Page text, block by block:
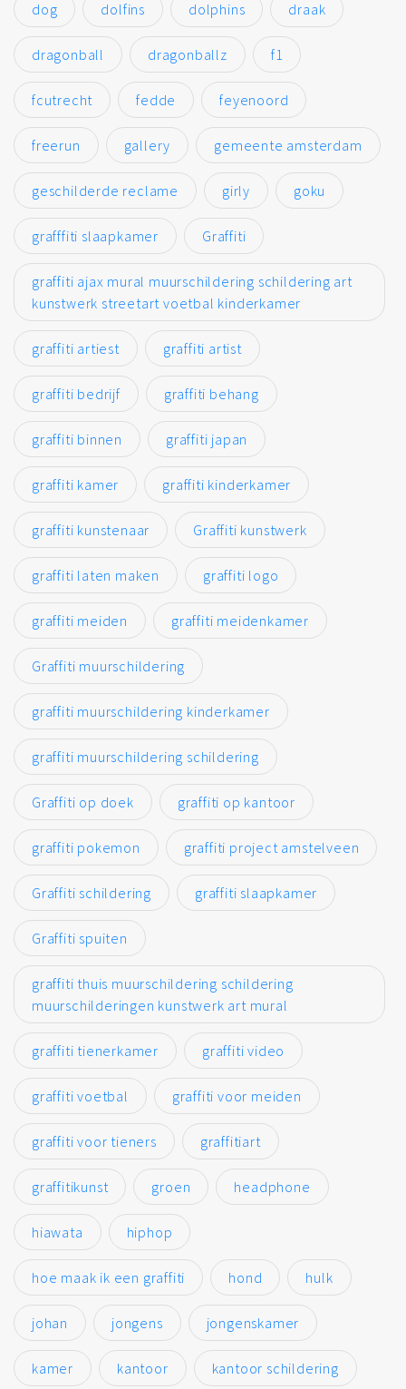
dog dolfins dolphins draak
dragonball dragonballz f1
fcutrecht fedde feyenoord
freerun gallery gemeente amsterdam
geschilderde reclame girly goku
grafffiti slaapkamer Graffiti
graffiti ajax mural muurschildering schildering art
kunstwerk streetart voetbal kinderkamer
graffiti artiest graffiti artist
graffiti bedrijf graffiti behang
graffiti binnen graffiti japan
graffiti kamer graffiti kinderkamer
graffiti kunstenaar Graffiti kunstwerk
graffiti laten maken graffiti logo
graffiti meiden graffiti meidenkamer
Graffiti muurschildering
graffiti muurschildering kinderkamer
graffiti muurschildering schildering
Graffiti op doek graffiti op kantoor
graffiti pokemon graffiti project amstelveen
Graffiti schildering graffiti slaapkamer
Graffiti spuiten
graffiti thuis muurschildering schildering
muurschilderingen kunstwerk art mural
graffiti tienerkamer graffiti video
graffiti voetbal graffiti voor meiden
graffiti voor tieners graffitiart
graffitikunst groen headphone
hiawata hiphop
hoe maak ik een graffiti hond hulk
johan jongens jongenskamer
kamer kantoor kantoor schildering